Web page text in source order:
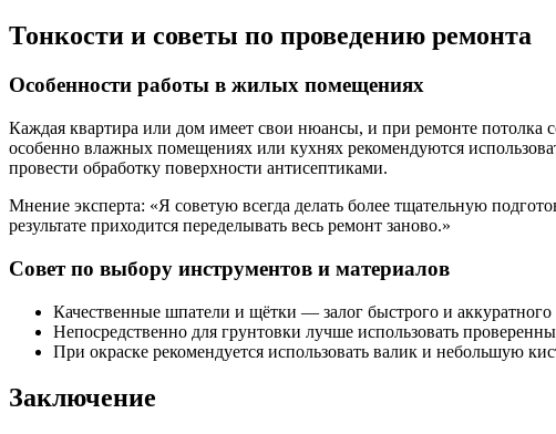
Тонкости и советы по проведению ремонта
Особенности работы в жилых помещениях
Каждая квартира или дом имеет свои нюансы, и при ремонте потолка
особенно влажных помещениях или кухнях рекомендуются
провести обработку поверхности антисептиками.
Мнение эксперта: «Я советую всегда делать более тщательную
результате приходится переделывать весь ремонт заново.»
Совет по выбору инструментов и материалов
Качественные шпатели и щётки — залог быстрого и аккуратного
Непосредственно для грунтовки лучше использовать
При окраске рекомендуется использовать валик и небольшую
Заключение